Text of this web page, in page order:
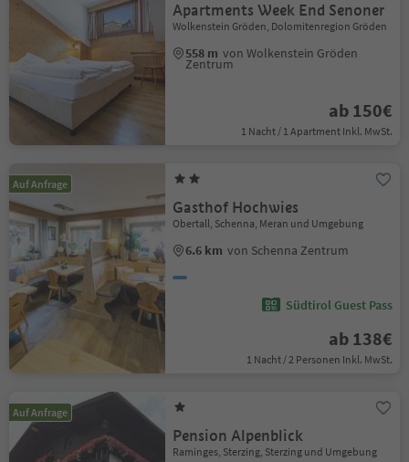
Apartments Week End Senoner
Wolkenstein Gröden, Dolomitenregion Gröden
558 m von Wolkenstein Gröden
Zentrum
ab 150€
1 Nacht / 1 Apartment Inkl. MwSt.
Auf Anfrage
Gasthof Hochwies
Obertall, Schenna, Meran und Umgebung
6.6 km von Schenna Zentrum
Südtirol Guest Pass
ab 138€
1 Nacht / 2 Personen Inkl. MwSt.
Auf Anfrage
Pension Alpenblick
Raminges, Sterzing, Sterzing und Umgebung